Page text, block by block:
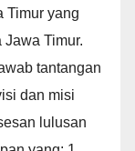
Timur yang
Jawa Timur.
tantangan
dan misi
lulusan